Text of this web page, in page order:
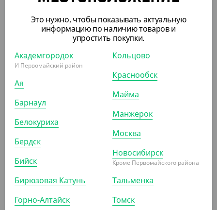
71 ₽
(0.71 ₽/ШТ)
Вилка столовая Белая "компакт" Премиум
УП (100) КОР (2000)
АРТ. 1301908
82 ₽
Вилка столовая ЧЕРНАЯ ПРЕМИУМ
Это нужно, чтобы показывать актуальную
информацию по наличию товаров и
упростить покупки.
Академгородок
И Первомайский район
Ая
Барнаул
Белокуриха
Бердск
Бийск
Бирюзовая Катунь
Горно-Алтайск
Кольцово
Краснообск
Майма
Манжерок
Москва
Новосибирск
Кроме Первомайского района
Тальменка
Томск